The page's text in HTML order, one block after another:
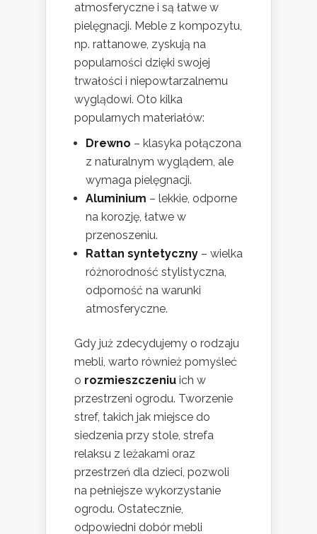
atmosferyczne i są łatwe w
pielęgnacji. Meble z kompozytu,
np. rattanowe, zyskują na
popularności dzięki swojej
trwałości i niepowtarzalnemu
wyglądowi. Oto kilka
popularnych materiałów:
Drewno – klasyka połączona
z naturalnym wyglądem, ale
wymaga pielęgnacji.
Aluminium – lekkie, odporne
na korozję, łatwe w
przenoszeniu.
Rattan syntetyczny – wielka
różnorodność stylistyczna,
odporność na warunki
atmosferyczne.
Gdy już zdecydujemy o rodzaju
mebli, warto również pomyśleć
o rozmieszczeniu ich w
przestrzeni ogrodu. Tworzenie
stref, takich jak miejsce do
siedzenia przy stole, strefa
relaksu z leżakami oraz
przestrzeń dla dzieci, pozwoli
na pełniejsze wykorzystanie
ogrodu. Ostatecznie,
odpowiedni dobór mebli